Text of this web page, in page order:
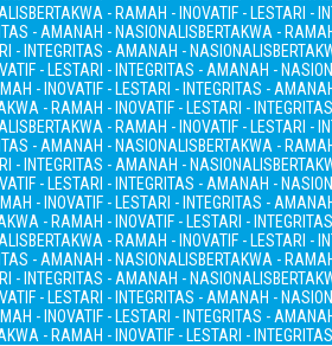
BERTAKWA - RAMAH - INOVATIF - LESTARI -
- AMANAH - NASIONALISBERTAKWA -
- INTEGRITAS - AMANAH - NASIONALIS
- LESTARI - INTEGRITAS - AMANAH -
- INOVATIF - LESTARI - INTEGRITAS -
- RAMAH - INOVATIF - LESTARI -
BERTAKWA - RAMAH - INOVATIF - LESTARI -
- AMANAH - NASIONALISBERTAKWA -
- INTEGRITAS - AMANAH - NASIONALIS
- LESTARI - INTEGRITAS - AMANAH -
- INOVATIF - LESTARI - INTEGRITAS -
- RAMAH - INOVATIF - LESTARI -
BERTAKWA - RAMAH - INOVATIF - LESTARI -
- AMANAH - NASIONALISBERTAKWA -
- INTEGRITAS - AMANAH - NASIONALIS
- LESTARI - INTEGRITAS - AMANAH -
- INOVATIF - LESTARI - INTEGRITAS -
- RAMAH - INOVATIF - LESTARI -